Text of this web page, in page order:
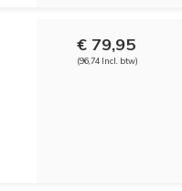
€ 79,95
(96,74 Incl. btw)